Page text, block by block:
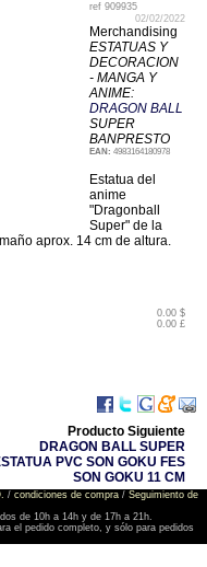
ref 909935
02/02/2022
Merchandising
ESTATUAS Y
DECORACION
- MANGA Y
ANIME:
DRAGON BALL
SUPER
BANPRESTO
EAN: 4983164180978
Estatua del
anime
"Dragonball
Super" de la
aprox. 14 cm de altura.
0.00 $
0.00 £
Producto Siguiente
DRAGON BALL SUPER
PVC SON GOKU FES
SON GOKU 11 CM
/ condiciones de compra/ Seguimiento de
de 10h a 14h y de 17h a 21h.
el pedido completo, y sólo para pedidos